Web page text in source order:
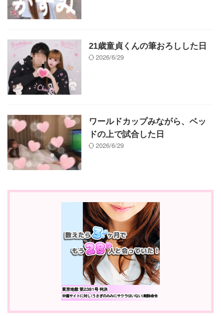
21歳童貞くんの筆おろしした日
2026/6/29
ワールドカップみながら、ベッ
ドの上で試合した日
2026/6/29